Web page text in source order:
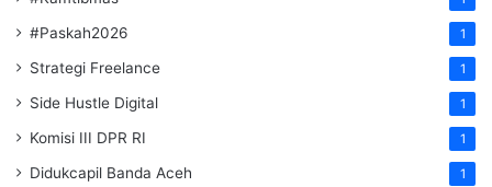
#Paskah2026 1
Strategi Freelance 1
Side Hustle Digital 1
Komisi III DPR RI 1
Didukcapil Banda Aceh 1